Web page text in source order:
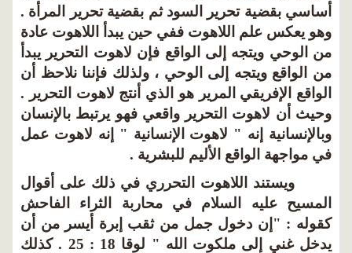
أساسي بقضية تحرير السود ثم بقضية تحرير المرأة .
وهو يعكس علم اللاهوت ففي حين يبدأ اللاهوت عادة
من الوحي ويتجه إلى الواقع فإن لاهوت التحرير يبدأ
من الواقع ويتجه إلى الوحي ، ولذلك فإننا نلاحظ أن
الواقع الإفريقي المرير هو الذي أنتج لاهوت التحرير .
وحيث أن لاهوت التحرير واقعي فهو يرتبط بالإنسان
وبالإنسانية إنه " لاهوت الإنسانية " إنه لاهوت عمل
في مواجهة الواقع الأليم للبشرية .
ويستند اللاهوت التحرري في ذلك على أقوال
المسيح عليه السلام في محاربة الثراء الفاحش
كقوله : "إن دخول جمل من ثقب إبرة أيسر من أن
يدخل غني إلى ملكوت الله " لوقا 18 : 25 . كذلك